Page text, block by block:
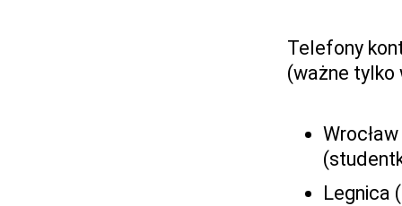
Telefony
(ważne tylko
Legnica